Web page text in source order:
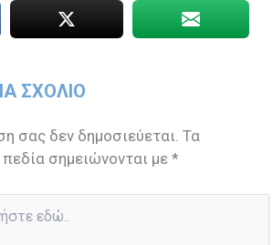
ΣΧΌΛΙΟ
σας δεν δημοσιεύεται. Τα
σημειώνονται με*